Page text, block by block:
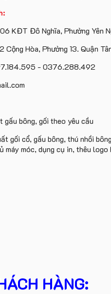
KĐT Đô Nghĩa, Phường Yên
Hòa, Phường 13. Quận
- 0376.288.492
gối cổ, gấu bông, thú nhồi
móc, dụng cụ in, thêu
HÀNG: